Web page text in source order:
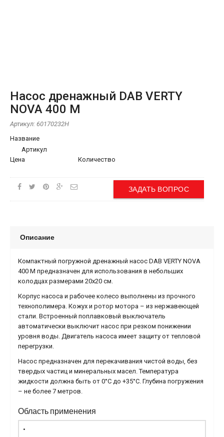
Насос дренажный DAB VERTY
NOVA 400 M
Артикул: 60170232H
Название
Артикул
Цена
Количество
ЗАДАТЬ ВОПРОС
Описание
Компактный погружной дренажный насос DAB VERTY NOVA
400 M предназначен для использования в небольших
колодцах размерами 20х20 см.
Корпус насоса и рабочее колесо выполнены из прочного
технополимера. Кожух и ротор мотора – из нержавеющей
стали. Встроенный поплавковый выключатель
автоматически выключит насос при резком понижении
уровня воды. Двигатель насоса имеет защиту от тепловой
перегрузки.
Насос предназначен для перекачивания чистой воды, без
твердых частиц и минеральных масел. Температура
жидкости должна быть от 0°С до +35°С. Глубина погружения
– не более 7 метров.
Область применения
•